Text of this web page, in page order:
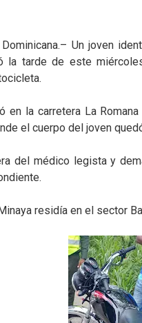
Dominicana.– Un joven
la tarde de este
en la carretera La
el cuerpo del joven
del médico legista y
residía en el sector